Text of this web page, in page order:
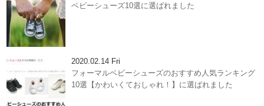
ベビーシューズ10選に選ばれました
2020.02.14 Fri
フォーマルベビーシューズのおすすめ人気ランキング
10選【かわいくておしゃれ！】に選ばれました